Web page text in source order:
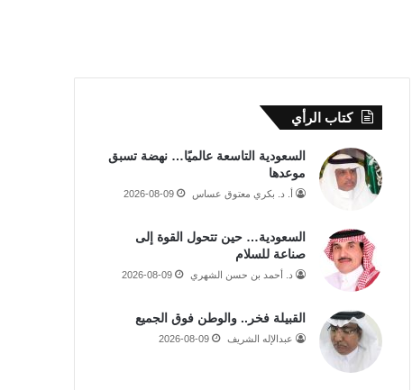
كتاب الرأي
السعودية التاسعة عالميًا… نهضة تسبق
موعدها
أ. د. بكري معتوق عساس 2026-08-09
السعودية… حين تتحول القوة إلى
صناعة للسلام
د. أحمد بن حسن الشهري 2026-08-09
القبيلة فخر.. والوطن فوق الجميع
عبدالإله الشريف 2026-08-09